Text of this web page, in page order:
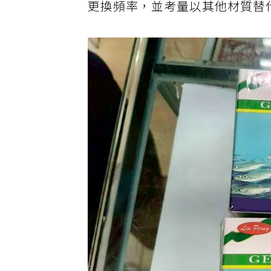
更換頻率，並考量以其他材質替